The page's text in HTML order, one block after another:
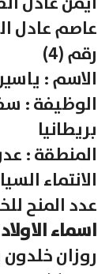
عاصم عادل
رقم (4)
الاسم :
الوظيفة :
بريطانيا
المنطقة :
الانتماء
عدد المنح
اسماء
روزان